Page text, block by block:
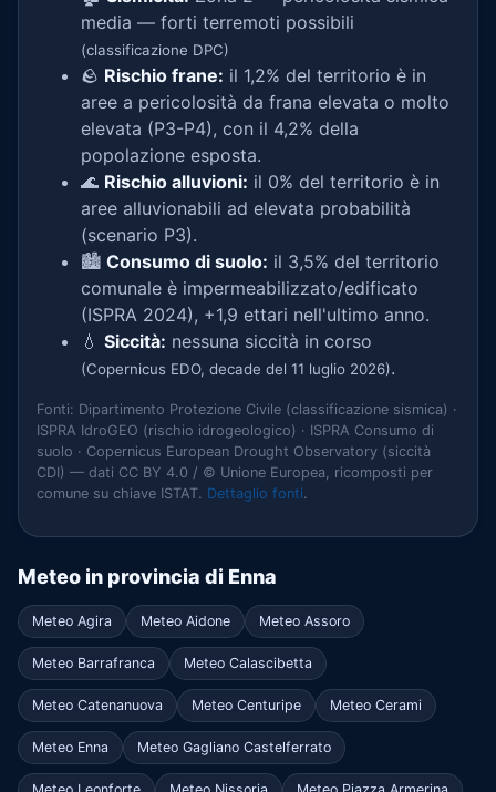
media — forti terremoti possibili
(classificazione DPC)
🪨 Rischio frane: il 1,2% del territorio è in
aree a pericolosità da frana elevata o molto
elevata (P3-P4), con il 4,2% della
popolazione esposta.
🌊 Rischio alluvioni: il 0% del territorio è in
aree alluvionabili ad elevata probabilità
(scenario P3).
🏙️ Consumo di suolo: il 3,5% del territorio
comunale è impermeabilizzato/edificato
(ISPRA 2024), +1,9 ettari nell'ultimo anno.
💧 Siccità: nessuna siccità in corso
(Copernicus EDO, decade del 11 luglio 2026).
Fonti: Dipartimento Protezione Civile (classificazione sismica) ·
ISPRA IdroGEO (rischio idrogeologico) · ISPRA Consumo di
suolo · Copernicus European Drought Observatory (siccità
CDI) — dati CC BY 4.0 / © Unione Europea, ricomposti per
comune su chiave ISTAT. Dettaglio fonti.
Meteo in provincia di Enna
Meteo Agira Meteo Aidone Meteo Assoro
Meteo Barrafranca Meteo Calascibetta
Meteo Catenanuova Meteo Centuripe Meteo Cerami
Meteo Enna Meteo Gagliano Castelferrato